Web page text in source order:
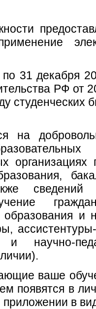
31 декабря
РФ от
студенческих
на
организациях
образования и
и научно-
ваше
появятся в
приложении в